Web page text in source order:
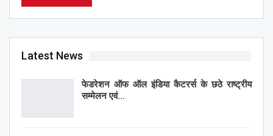
Latest News
फेडरेशन ऑफ ऑल इंडिया कैटरर्स के छठे राष्ट्रीय
सम्मेलन एवं…